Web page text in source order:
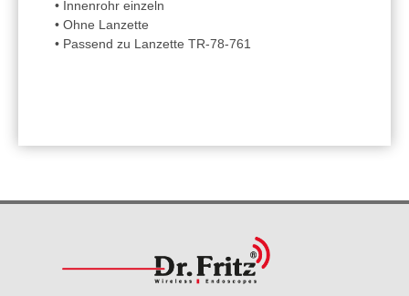
• Innenrohr einzeln
• Ohne Lanzette
• Passend zu Lanzette TR-78-761